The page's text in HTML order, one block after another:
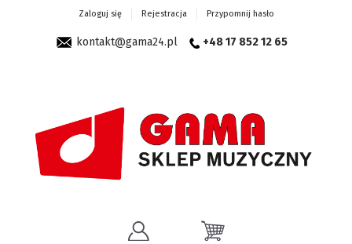
Zaloguj się Rejestracja Przypomnij hasło
kontakt@gama24.pl +48 17 852 12 65